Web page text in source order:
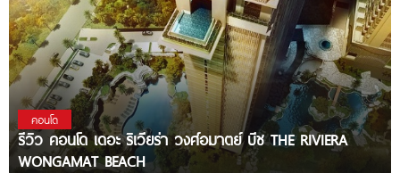
คอนโด
รีวิว คอนโด เดอะ ริเวียร่า วงศ์อมาตย์ บีช THE RIVIERA
WONGAMAT BEACH